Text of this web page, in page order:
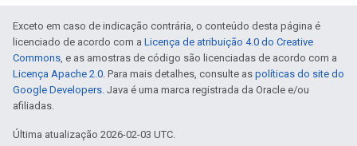
Exceto em caso de indicação contrária, o conteúdo desta página é
licenciado de acordo com a Licença de atribuição 4.0 do Creative
Commons, e as amostras de código são licenciadas de acordo com a
Licença Apache 2.0. Para mais detalhes, consulte as políticas do site do
Google Developers. Java é uma marca registrada da Oracle e/ou
afiliadas.
Última atualização 2026-02-03 UTC.